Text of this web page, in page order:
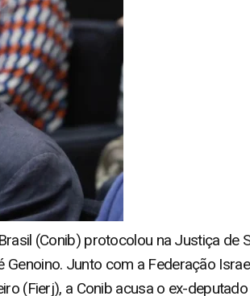
(Conib) protocolou na Justiça de
Junto com a Federação
(Fierj), a Conib acusa o ex-